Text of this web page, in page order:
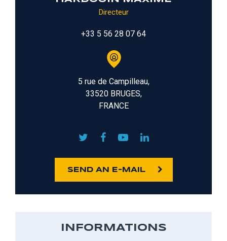
Directeur
+33 5 56 28 07 64
5 rue de Campilleau,
33520 BRUGES,
FRANCE
SEND AN E-MAIL
INFORMATIONS